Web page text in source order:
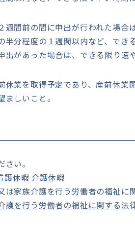
間前の間に申出が行われた場合
半分程度の１週間以内など、で
があった場合は、できる限り速
業を取得予定であり、産前休業
しいこと。
い。
護休暇 介護休暇
は家族介護を行う労働者の福祉に
を行う労働者の福祉に関する法